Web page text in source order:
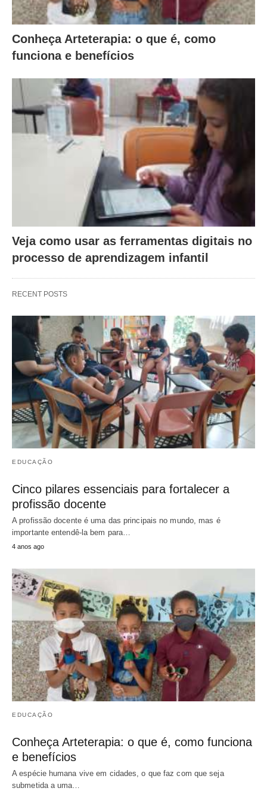
Conheça Arteterapia: o que é, como
funciona e benefícios
Veja como usar as ferramentas digitais no
processo de aprendizagem infantil
RECENT POSTS
EDUCAÇÃO
Cinco pilares essenciais para fortalecer a
profissão docente
A profissão docente é uma das principais no mundo, mas é
importante entendê-la bem para…
4 anos ago
EDUCAÇÃO
Conheça Arteterapia: o que é, como funciona
e benefícios
A espécie humana vive em cidades, o que faz com que seja
submetida a uma…